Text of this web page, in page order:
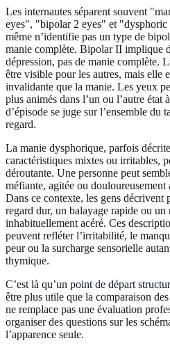
Les internautes séparent souvent
eyes", "bipolar 2 eyes" et
même n’identifie pas un type de
manie complète. Bipolar II implique
dépression, pas de manie complète.
être visible pour les autres, mais elle
invalidante que la manie. Les yeux
plus animés dans l’un ou l’autre état
d’épisode se juge sur l’ensemble du
regard.
La manie dysphorique, parfois
caractéristiques mixtes ou irritables,
déroutante. Une personne peut
méfiante, agitée ou
Dans ce contexte, les gens décrivent
regard dur, un balayage rapide ou un
inhabituellement acéré. Ces
peuvent refléter l’irritabilité, le
peur ou la surcharge sensorielle
thymique.
C’est là qu’un point de départ
être plus utile que la comparaison
ne remplace pas une évaluation
organiser des questions sur les
l’apparence seule.